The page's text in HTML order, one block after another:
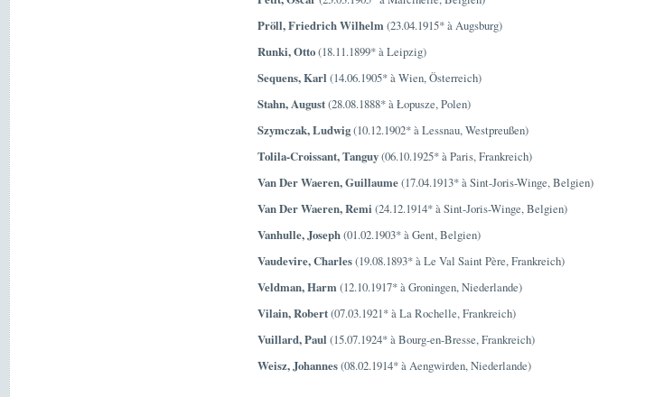
Pröll, Friedrich Wilhelm(23.04.1915* à Augsburg)
Runki, Otto(18.11.1899* à Leipzig)
Sequens, Karl (14.06.1905* à Wien, Österreich)
Stahn, August(28.08.1888* à Łopusze, Polen)
Szymczak, Ludwig(10.12.1902* à Lessnau, Westpreußen)
Tolila-Croissant, Tanguy(06.10.1925* à Paris, Frankreich)
Van Der Waeren, Guillaume(17.04.1913* à Sint-Joris-Winge, Belgien)
Van Der Waeren, Remi (24.12.1914* à Sint-Joris-Winge, Belgien)
Vanhulle, Joseph(01.02.1903* à Gent, Belgien)
Vaudevire, Charles(19.08.1893* à Le Val Saint Père, Frankreich)
Veldman, Harm(12.10.1917* à Groningen, Niederlande)
Vilain, Robert(07.03.1921* à La Rochelle, Frankreich)
Vuillard, Paul (15.07.1924* à Bourg-en-Bresse, Frankreich)
Weisz, Johannes(08.02.1914* à Aengwirden, Niederlande)